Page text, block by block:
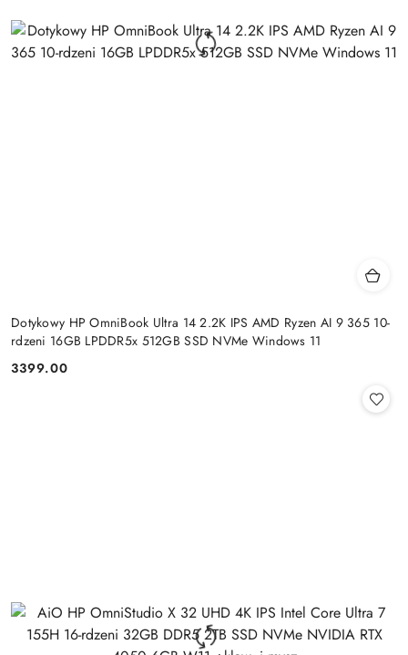
Dotykowy HP OmniBook Ultra 14 2.2K IPS AMD Ryzen AI 9 365 10-
rdzeni 16GB LPDDR5x 512GB SSD NVMe Windows 11
Cena:
3399.00